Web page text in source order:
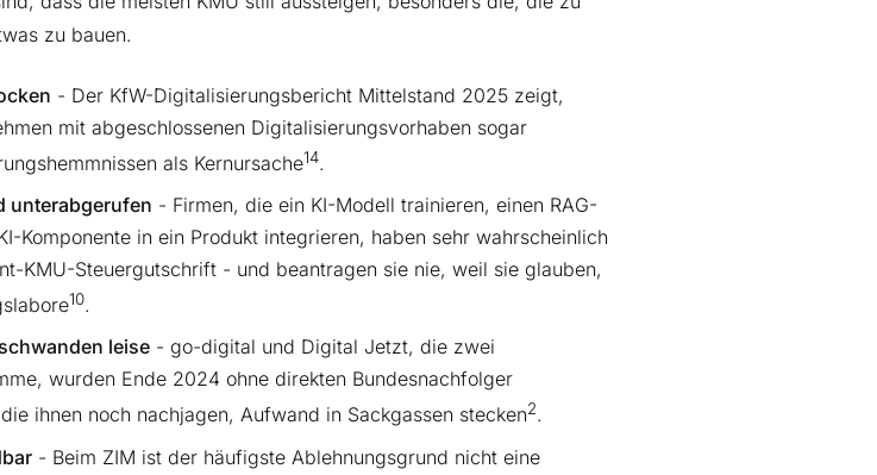
zu bauen.
- Der KfW-Digitalisierungsbericht Mittelstand 2025 zeigt,
mit abgeschlossenen Digitalisierungsvorhaben sogar
als Kernursache14.
unterabgerufen - Firmen, die ein KI-Modell trainieren, einen RAG-
Komponente in ein Produkt integrieren, haben sehr wahrscheinlich
KMU-Steuergutschrift - und beantragen sie nie, weil sie glauben,
10.
leise - go-digital und Digital Jetzt, die zwei
wurden Ende 2024 ohne direkten Bundesnachfolger
ihnen noch nachjagen, Aufwand in Sackgassen stecken2.
- Beim ZIM ist der häufigste Ablehnungsgrund nicht eine